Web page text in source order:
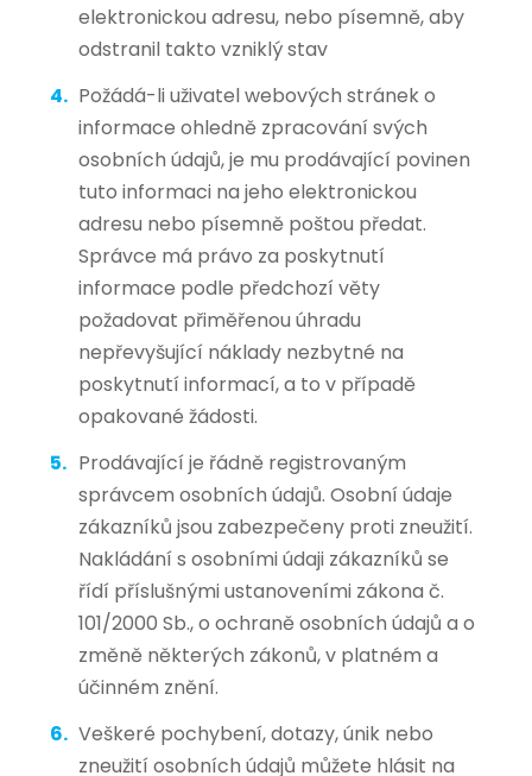
elektronickou adresu, nebo písemně, aby
odstranil takto vzniklý stav
Požádá-li uživatel webových stránek o
informace ohledně zpracování svých
osobních údajů, je mu prodávající povinen
tuto informaci na jeho elektronickou
adresu nebo písemně poštou předat.
Správce má právo za poskytnutí
informace podle předchozí věty
požadovat přiměřenou úhradu
nepřevyšující náklady nezbytné na
poskytnutí informací, a to v případě
opakované žádosti.
Prodávající je řádně registrovaným
správcem osobních údajů. Osobní údaje
zákazníků jsou zabezpečeny proti zneužití.
Nakládání s osobními údaji zákazníků se
řídí příslušnými ustanoveními zákona č.
101/2000 Sb., o ochraně osobních údajů a o
změně některých zákonů, v platném a
účinném znění.
Veškeré pochybení, dotazy, únik nebo
zneužití osobních údajů můžete hlásit na